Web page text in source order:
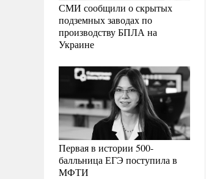
СМИ сообщили о скрытых
подземных заводах по
производству БПЛА на
Украине
Первая в истории 500-
балльница ЕГЭ поступила в
МФТИ